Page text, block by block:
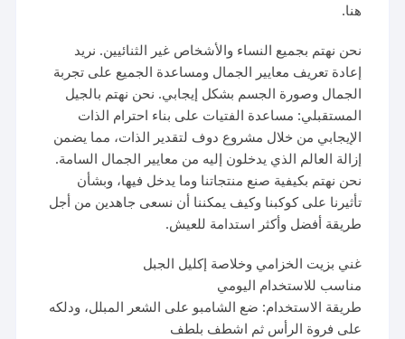
هنا.
نحن نهتم بجميع النساء والأشخاص غير الثنائيين. نريد
إعادة تعريف معايير الجمال ومساعدة الجميع على تجربة
الجمال وصورة الجسم بشكل إيجابي. نحن نهتم بالجيل
المستقبلي: مساعدة الفتيات على بناء احترام الذات
الإيجابي من خلال مشروع دوف لتقدير الذات، مما يضمن
إزالة العالم الذي يدخلون إليه من معايير الجمال السامة.
نحن نهتم بكيفية صنع منتجاتنا وما يدخل فيها، وبشأن
تأثيرنا على كوكبنا وكيف يمكننا أن نسعى جاهدين من أجل
طريقة أفضل وأكثر استدامة للعيش.
غني بزيت الخزامي وخلاصة إكليل الجبل
مناسب للاستخدام اليومي
طريقة الاستخدام: ضع الشامبو على الشعر المبلل، ودلكه
على فروة الرأس ثم اشطف بلطف